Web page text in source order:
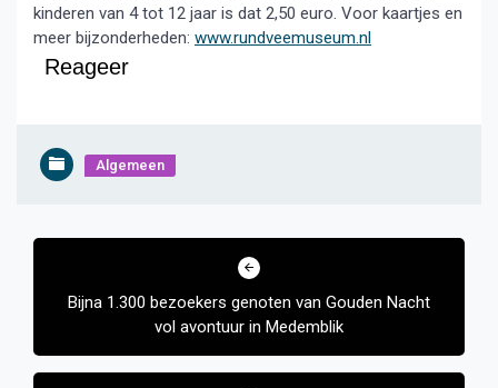
kinderen van 4 tot 12 jaar is dat 2,50 euro. Voor kaartjes en
meer bijzonderheden: www.rundveemuseum.nl
Reageer
Algemeen
Bericht
Bijna 1.300 bezoekers genoten van Gouden Nacht
vol avontuur in Medemblik